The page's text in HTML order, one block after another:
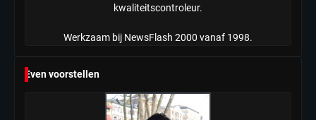
kwaliteitscontroleur.
Werkzaam bij NewsFlash 2000 vanaf 1998.
Even voorstellen